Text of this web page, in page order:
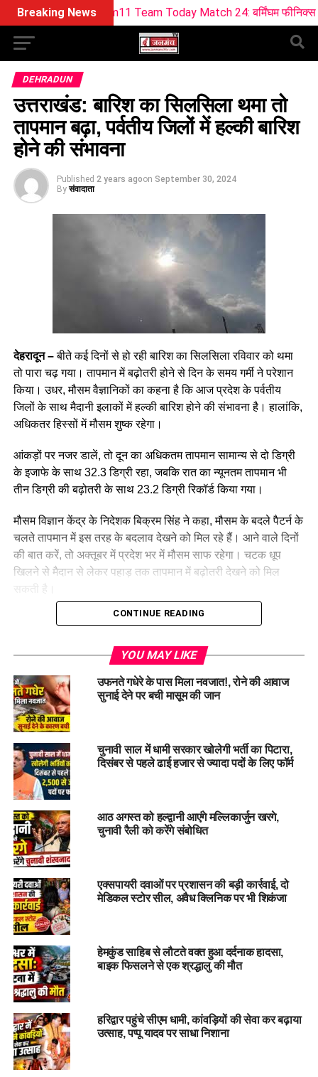
Breaking News
Team Today Match 24: बर्मिंघम फीनिक्स vs सनराइजर्स
DEHRADUN
उत्तराखंड: बारिश का सिलसिला थमा तो
तापमान बढ़ा, पर्वतीय जिलों में हल्की बारिश
होने की संभावना
Published 2 years agoon September 30, 2024
By संवादाता
देहरादून –बीते कई दिनों से हो रही बारिश का सिलसिला रविवार को थमा
तो पारा चढ़ गया। तापमान में बढ़ोतरी होने से दिन के समय गर्मी ने परेशान
किया। उधर, मौसम वैज्ञानिकों का कहना है कि आज प्रदेश के पर्वतीय
जिलों के साथ मैदानी इलाकों में हल्की बारिश होने की संभावना है। हालांकि,
अधिकतर हिस्सों में मौसम शुष्क रहेगा।
आंकड़ों पर नजर डालें, तो दून का अधिकतम तापमान सामान्य से दो डिग्री
के इजाफे के साथ 32.3 डिग्री रहा, जबकि रात का न्यूनतम तापमान भी
तीन डिग्री की बढ़ोतरी के साथ 23.2 डिग्री रिकॉर्ड किया गया।
मौसम विज्ञान केंद्र के निदेशक बिक्रम सिंह ने कहा, मौसम के बदले पैटर्न के
चलते तापमान में इस तरह के बदलाव देखने को मिल रहे हैं। आने वाले दिनों
की बात करें, तो अक्तूबर में प्रदेश भर में मौसम साफ रहेगा। चटक धूप
खिलने से मैदान से लेकर पहाड़ तक तापमान में बढ़ोतरी देखने को मिल
#dehraduncity, #weatherupdate, #uttarakhand, #rain
RELATED TOPICS: DEHRADUNCITY
RAIN
THE TEMPERATURE INCREASED
THERE IS A POSSIBILITY OF LIGHT RAIN IN THE HILLY
DISTRICTS.
UTTARAKHAND
WEATHERUPDATE
UP NEXT
पौड़ी: जंगल में घास लेने गयी महिला पर गुलदार ने किया हमला !
पाकिस्तान से वार्ता करने वाले और पत्थरबाजों का साथ देने वाली
कांग्रेस को, रेवाड़ी की वीर भूमि कभी वोट नही देगी: सीएम पुष्कर सिंह
धामी
CONTINUE READING
YOU MAY LIKE
उफनते गधेरे के पास मिला नवजात!, रोने की आवाज
सुनाई देने पर बची मासूम की जान
चुनावी साल में धामी सरकार खोलेगी भर्ती का पिटारा,
दिसंबर से पहले ढाई हजार से ज्यादा पदों के लिए फॉर्म
आठ अगस्त को हल्द्वानी आएंगे मल्लिकार्जुन खरगे,
चुनावी रैली को करेंगे संबोधित
एक्सपायरी दवाओं पर प्रशासन की बड़ी कार्रवाई, दो
मेडिकल स्टोर सील, अवैध क्लिनिक पर भी शिकंजा
हेमकुंड साहिब से लौटते वक्त हुआ दर्दनाक हादसा,
बाइक फिसलने से एक श्रद्धालु की मौत
हरिद्वार पहुंचे सीएम धामी, कांवड़ियों की सेवा कर बढ़ाया
उत्साह, पप्पू यादव पर साधा निशाना